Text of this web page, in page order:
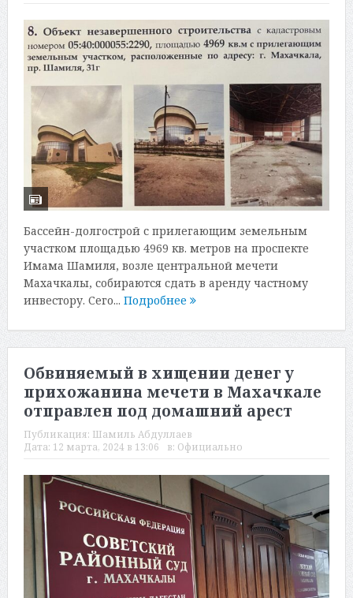
Бассейн-долгострой с прилегающим земельным
участком площадью 4969 кв. метров на проспекте
Имама Шамиля, возле центральной мечети
Махачкалы, собираются сдать в аренду частному
инвестору. Сего... Подробнее
Обвиняемый в хищении денег у
прихожанина мечети в Махачкале
отправлен под домашний арест
Публикация: Шамиль Абдуллаев
Дата: 12 марта, 2024 в 13:06 в: Официально